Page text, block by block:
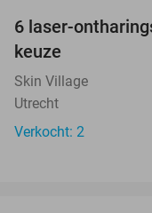
6 laser-
keuze
Skin Village
Utrecht
Verkocht: 2